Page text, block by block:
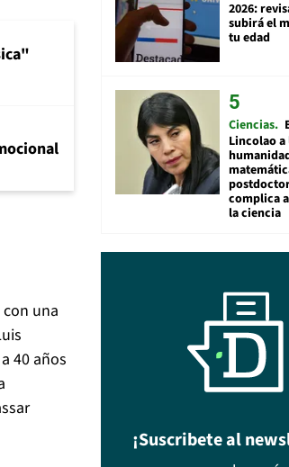
una
40 años
2026:
subirá el
tu edad
Ciencias
Lincolao a
complica
la ciencia
¡Suscribete al